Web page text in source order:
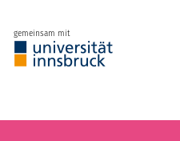
gemeinsam mit